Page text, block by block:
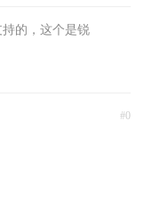
的，这个是锐
#0